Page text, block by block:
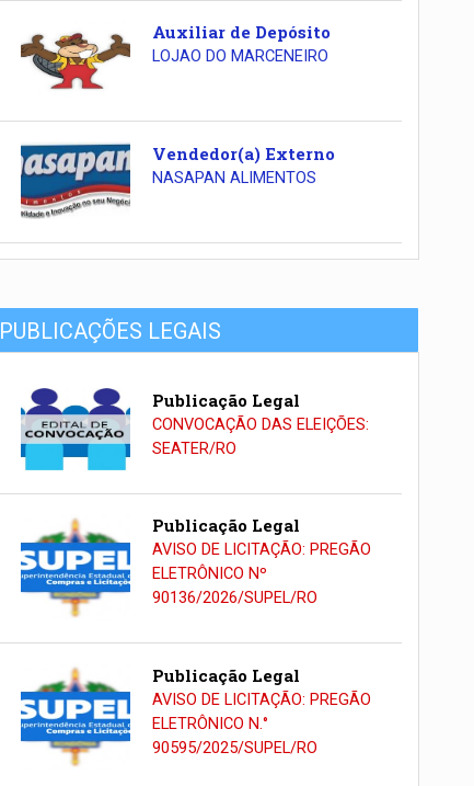
Auxiliar de Depósito
LOJAO DO MARCENEIRO
Vendedor(a) Externo
NASAPAN ALIMENTOS
PUBLICAÇÕES LEGAIS
Publicação Legal
CONVOCAÇÃO DAS ELEIÇÕES:
SEATER/RO
Publicação Legal
AVISO DE LICITAÇÃO: PREGÃO
ELETRÔNICO Nº
90136/2026/SUPEL/RO
Publicação Legal
AVISO DE LICITAÇÃO: PREGÃO
ELETRÔNICO N.°
90595/2025/SUPEL/RO